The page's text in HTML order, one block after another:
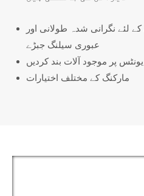
لئے نگرانی شدہ طولانی اور
عبوری سیلنگ جبڑے
پر موجود آلات بند کردیں
مارکنگ کے مختلف اختیارات